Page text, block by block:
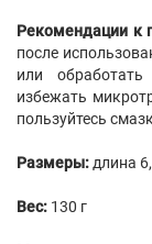
Рекомендации к
после
или
избежать
пользуйтесь
Размеры: длина
Вес: 130 г